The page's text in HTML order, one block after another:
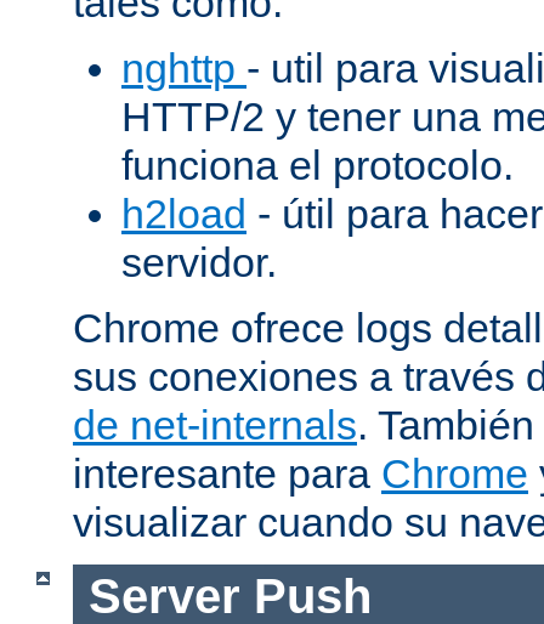
nghttp - util para
HTTP/2 y tener una
funciona el protocolo.
h2load - útil para
servidor.
Chrome ofrece logs
sus conexiones a través
de net-internals.
interesante para Chrome
visualizar cuando su
Server Push